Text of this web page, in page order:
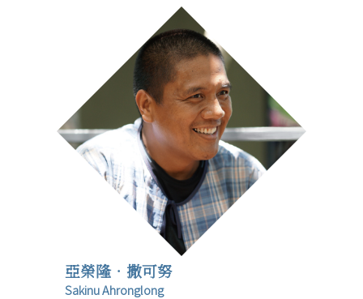
亞榮隆‧撒可努
Sakinu Ahronglong